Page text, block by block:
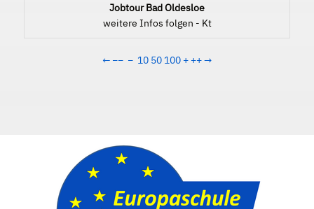
Jobtour Bad Oldesloe
weitere Infos folgen - Kt
← −− − 10 50 100 + ++→